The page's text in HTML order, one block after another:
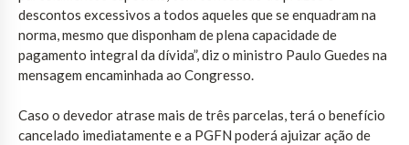
descontos excessivos a todos aqueles que se enquadram na
norma, mesmo que disponham de plena capacidade de
pagamento integral da dívida”, diz o ministro Paulo Guedes na
mensagem encaminhada ao Congresso.
Caso o devedor atrase mais de três parcelas, terá o benefício
cancelado imediatamente e a PGFN poderá ajuizar ação de